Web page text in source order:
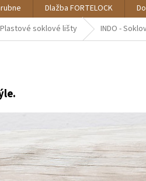
Dlažba FORTELOCK
Plastové soklové lišty INDO -